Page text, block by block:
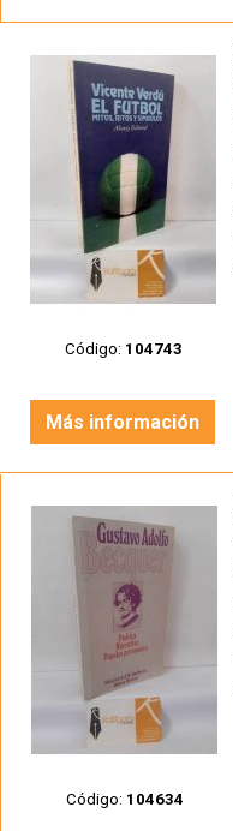
Código: 104743
Más información
Código: 104634